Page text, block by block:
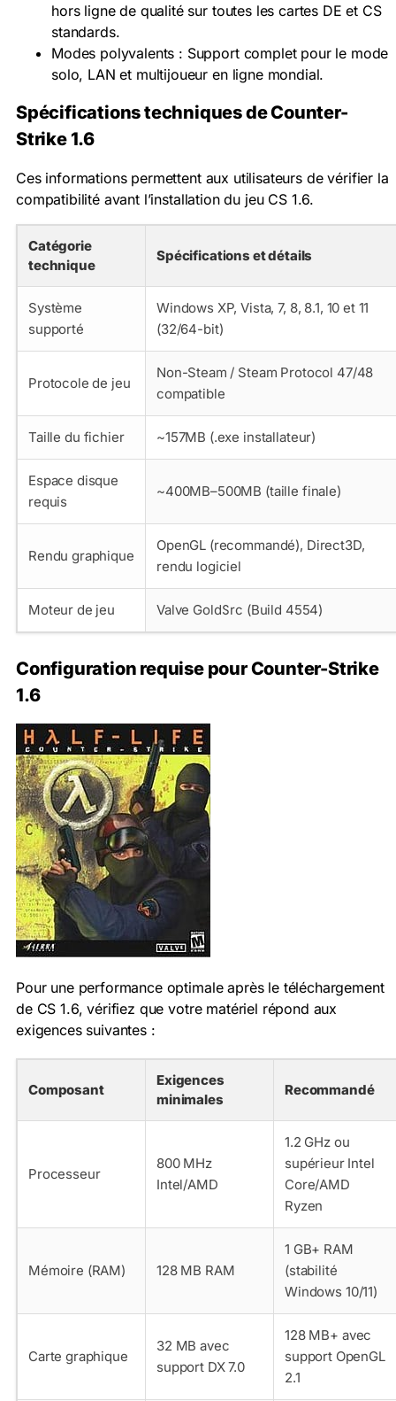
hors ligne de qualité sur toutes les cartes DE et CS
standards.
Modes polyvalents : Support complet pour le mode
solo, LAN et multijoueur en ligne mondial.
Spécifications techniques de Counter-
Strike 1.6
Ces informations permettent aux utilisateurs de vérifier la
compatibilité avant l’installation du jeu CS 1.6.
Catégorie
technique
Spécifications et détails
Système
supporté
Windows XP, Vista, 7, 8, 8.1, 10 et 11
(32/64-bit)
Protocole de jeu
Non-Steam / Steam Protocol 47/48
compatible
Taille du fichier ~157MB (.exe installateur)
Espace disque
requis
~400MB–500MB (taille finale)
Rendu graphique
OpenGL (recommandé), Direct3D,
rendu logiciel
Moteur de jeu Valve GoldSrc (Build 4554)
Configuration requise pour Counter-Strike
1.6
Pour une performance optimale après le téléchargement
de CS 1.6, vérifiez que votre matériel répond aux
exigences suivantes :
Composant
Exigences
minimales
Recommandé
Processeur
800 MHz
Intel/AMD
1.2 GHz ou
supérieur Intel
Core/AMD
Ryzen
Mémoire (RAM) 128 MB RAM
1 GB+ RAM
(stabilité
Windows 10/11)
Carte graphique
32 MB avec
support DX 7.0
128 MB+ avec
support OpenGL
2.1